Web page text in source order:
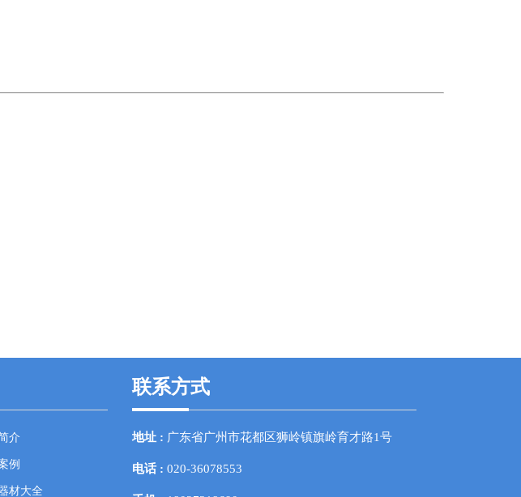
介
例
材大全
联系方式
地址 : 广东省广州市花都区狮岭镇旗岭育才路1号
电话 : 020-36078553